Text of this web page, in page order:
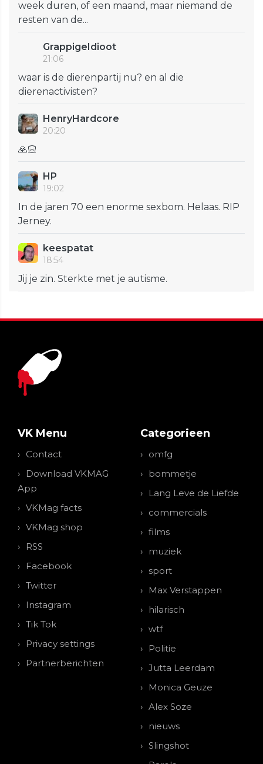
week duren, of een maand, maar niemand de
resten van de...
GrappigeIdioot
21:06
waar is de dierenpartij nu? en al die
dierenactivisten?
HenryHardcore
20:20
🙏🏻
HP
19:02
In de jaren 70 een enorme sexbom. Helaas. RIP
Jerney.
keespatat
18:54
Jij je zin. Sterkte met je autisme.
VK Menu
Contact
Download VKMAG
App
VKMag facts
VKMag shop
RSS
Facebook
Twitter
Instagram
Tik Tok
Privacy settings
Partnerberichten
Categorieen
omfg
bommetje
Lang Leve de Liefde
commercials
films
muziek
sport
Max Verstappen
hilarisch
wtf
Politie
Jutta Leerdam
Monica Geuze
Alex Soze
nieuws
Slingshot